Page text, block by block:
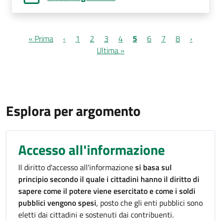
Paginazione
Prima pagina
« Prima Pagina precedente
‹ Page
1 Page
2 Page
3 Page
4 Pagina attuale
5 Page
6 Page
7 Page
8 Pagina
›
Ultima pagina
Ultima »
Esplora per argomento
Accesso all'informazione
Il diritto d'accesso all'informazionesi basa sul
principio secondo il quale i cittadini hanno il diritto di
sapere come il potere viene esercitato e come i soldi
pubblici vengono spesi, posto che gli enti pubblici sono
eletti dai cittadini e sostenuti dai contribuenti.